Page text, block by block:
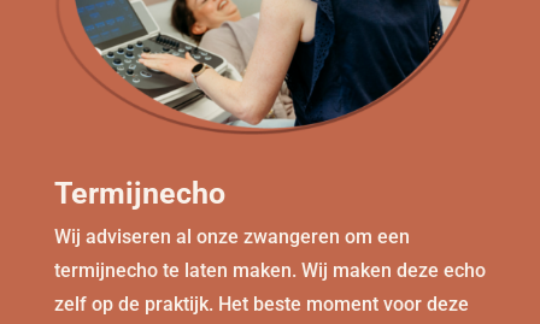
Termijnecho
Wij adviseren al onze zwangeren om een
termijnecho te laten maken. Wij maken deze echo
zelf op de praktijk. Het beste moment voor deze